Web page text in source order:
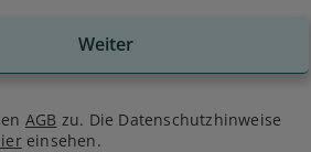
Weiter
AGB zu. Die Datenschutzhinweise
einsehen.